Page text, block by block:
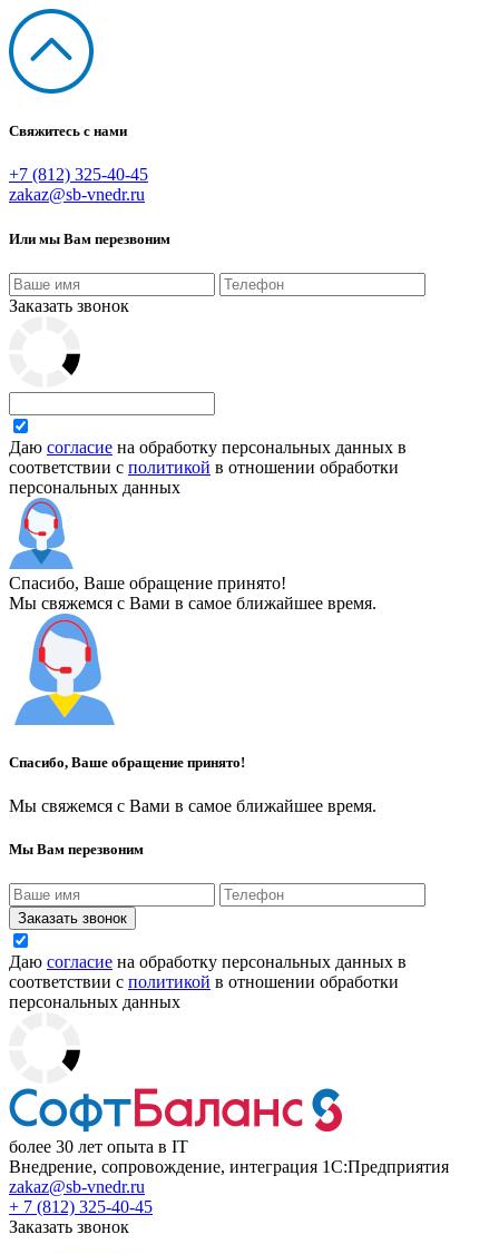
Свяжитесь с нами
+7 (812) 325-40-45
zakaz@sb-vnedr.ru
Или мы Вам перезвоним
Заказать звонок
Даю согласие на обработку персональных данных в
соответствии с политикой в отношении обработки
персональных данных
Спасибо, Ваше обращение принято!
Мы свяжемся с Вами в самое ближайшее время.
Спасибо, Ваше обращение принято!
Мы свяжемся с Вами в самое ближайшее время.
Мы Вам перезвоним
Заказать звонок
Даю согласие на обработку персональных данных в
соответствии с политикой в отношении обработки
персональных данных
более 30 лет опыта в IT
Внедрение, сопровождение, интеграция 1С:Предприятия
zakaz@sb-vnedr.ru
+ 7 (812) 325-40-45
Заказать звонок